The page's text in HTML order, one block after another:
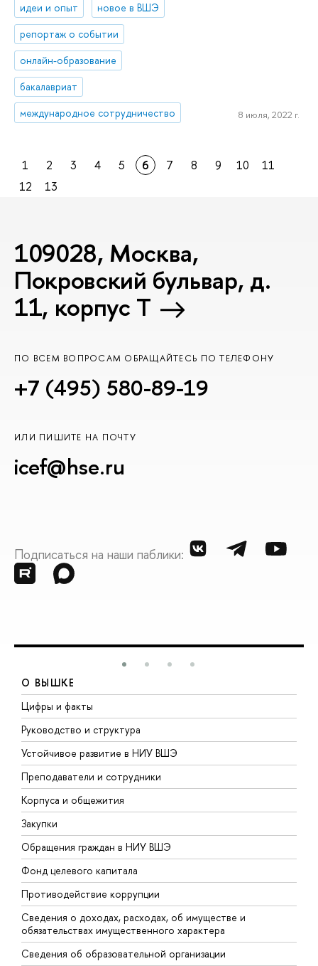
идеи и опыт
новое в ВШЭ
репортаж о событии
онлайн-образование
бакалавриат
международное сотрудничество
8 июля, 2022 г.
1 2 3 4 5 6 7 8 9 10
11
12
13
109028, Москва,
Покровский бульвар, д.
11, корпус T
ПО ВСЕМ ВОПРОСАМ ОБРАЩАЙТЕСЬ ПО ТЕЛЕФОНУ
+7 (495) 580-89-19
ИЛИ ПИШИТЕ НА ПОЧТУ
icef@hse.ru
Подписаться на наши паблики:
О ВЫШКЕ
Цифры и факты
Руководство и структура
Устойчивое развитие в НИУ ВШЭ
Преподаватели и сотрудники
Корпуса и общежития
Закупки
Обращения граждан в НИУ ВШЭ
Фонд целевого капитала
Противодействие коррупции
Сведения о доходах, расходах, об имуществе и
обязательствах имущественного характера
Сведения об образовательной организации